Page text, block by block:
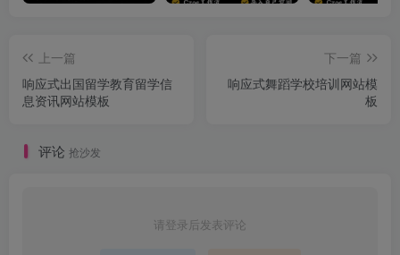
上一篇
响应式出国留学教育留学信
息资讯网站模板
下一篇
响应式舞蹈学校培训网站模
板
评论 抢沙发
请登录后发表评论